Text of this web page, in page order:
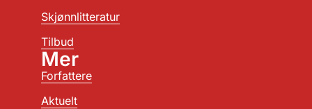
Skjønnlitteratur
Tilbud
Mer
Forfattere
Aktuelt